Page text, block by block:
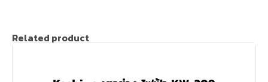
Related product